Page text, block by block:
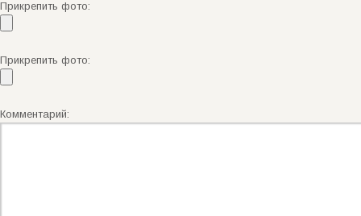
Прикрепить фото:
Прикрепить фото:
Комментарий: